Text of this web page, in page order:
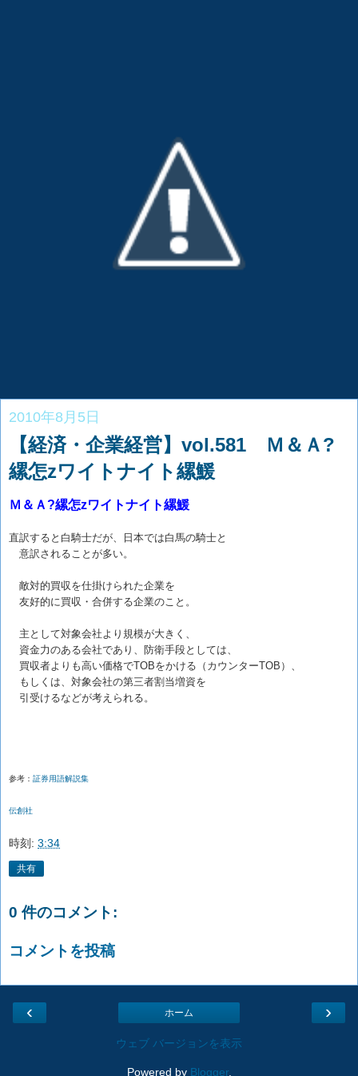
2010年8月5日
【経済・企業経営】vol.581 Ｍ＆Ａ?
縲怎zワイトナイト縲鰀
Ｍ＆Ａ?縲怎zワイトナイト縲鰀
直訳すると白騎士だが、日本では白馬の騎士と
意訳されることが多い。
敵対的買収を仕掛けられた企業を
友好的に買収・合併する企業のこと。
主として対象会社より規模が大きく、
資金力のある会社であり、防衛手段としては、
買収者よりも高い価格でTOBをかける（カウンターTOB）、
もしくは、対象会社の第三者割当増資を
引受けるなどが考えられる。
参考： 証券用語解説集
伝創社
時刻: 3:34
共有
0 件のコメント:
コメントを投稿
‹ ›
ホーム
ウェブ バージョンを表示
Powered by Blogger.